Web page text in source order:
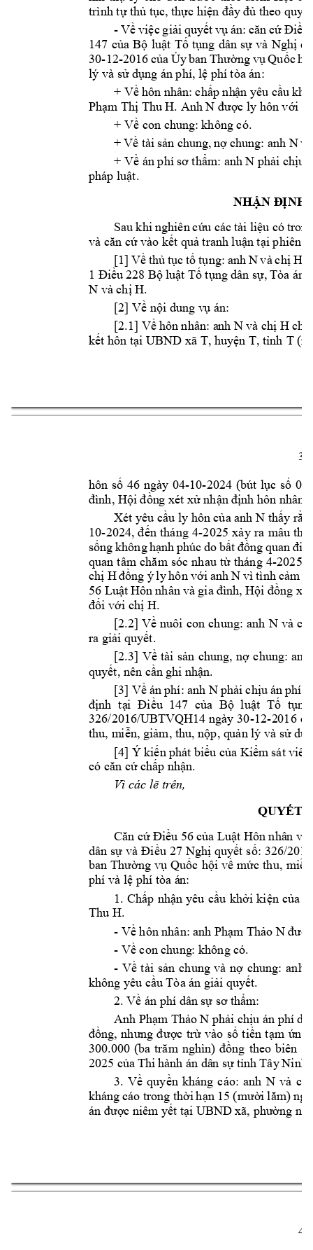
trình tự thủ tục, thực hiện đầy đủ theo quy
- Về việc giải quyết vụ án: căn cứ Điều
147 của Bộ luật Tố tụng dân sự và Nghị q
30-12-2016 của Ủyban Thường vụ Quốc h
lý và sử dụng án phí, lệ phí tòa án:
+ Về hôn nhân: chấp nhận yêu cầu
Phạm Thị Thu H. Anh N được ly hôn với
+ Về con chung: không có.
+ Về tài sản chung, nợ chung: anh N
+ Về án phí sơ thẩm: anh N phải chịu
pháp luật.
NHẬN ĐỊNH
Sau khi nghiên cứu các tài liệu có
và căn cứ vào kết quả tranh luận tại phiên
[1] Về thủ tục tố tụng: anh N và chị H
1 Điều 228 Bộ luật Tố tụng dân sự, Tòa án
N và chị H.
[2] Về nội dung vụ án:
[2.1] Về hôn nhân: anh N và chị H
kết hôn tại UBND xã T, huyện T, tỉnh T
3
hôn số 46 ngày 04-10-2024 (bút lục số
đình, Hội đồng xét xử nhận định hôn nhân
Xét yêu cầu ly hôn của anh N thấy
10-2024, đến tháng 4-2025 xảy ra mâu
sống không hạnh phúc do bất đồng quan đ
quan tâm chăm sóc nhau từ tháng 4-2025
chị H đồng ý ly hôn với anh Nvì tình cảm
56 Luật Hôn nhân và gia đình, Hội đồng x
đối với chị H.
[2.2] Về nuôi con chung: anh N và
ra giải quyết.
[2.3] Về tài sản chung, nợ chung: anh
quyết, nên cần ghi nhận.
[3] Về án phí: anh N phải chịu án phí
định tại Điều  147 của Bộ  luật Tố tụng
326/2016/UBTVQH14 ngày 30-12-2016
thu, miễn, giảm, thu, nộp, quản lý và sử dụ
[4] Ý kiến phát biểu của Kiểm sát
có căn cứ chấp nhận.
Vì các lẽ trên,
QUYẾT
Căn cứ Điều 56 của Luật Hôn nhân và
dân sự và Điều 27 Nghị quyết số: 326/
ban Thường vụ Quốc hội về mức thu, m
phí và lệ phí tòa án:
1. Chấp nhận yêu cầu khởi kiện của
Thu H.
- Về hôn nhân: anh Phạm Thảo N
- Về con chung: không có.
- Về tài sản chung và nợ chung: anh
không yêu cầu Tòa án giải quyết.
2. Về án phí dân sự sơ thẩm:
Anh Phạm Thảo N phải chịu án phí
đồng, nhưng được trừ vào số tiền tạm ứn
300.000 (ba trăm nghìn) đồng theo biên
2025 của Thi hành án dân sự tỉnh Tây
3. Về quyền kháng cáo: anh N và
kháng cáo trong thời hạn 15 (mười lăm)
án được niêm yết tại UBND xã, phường n
4